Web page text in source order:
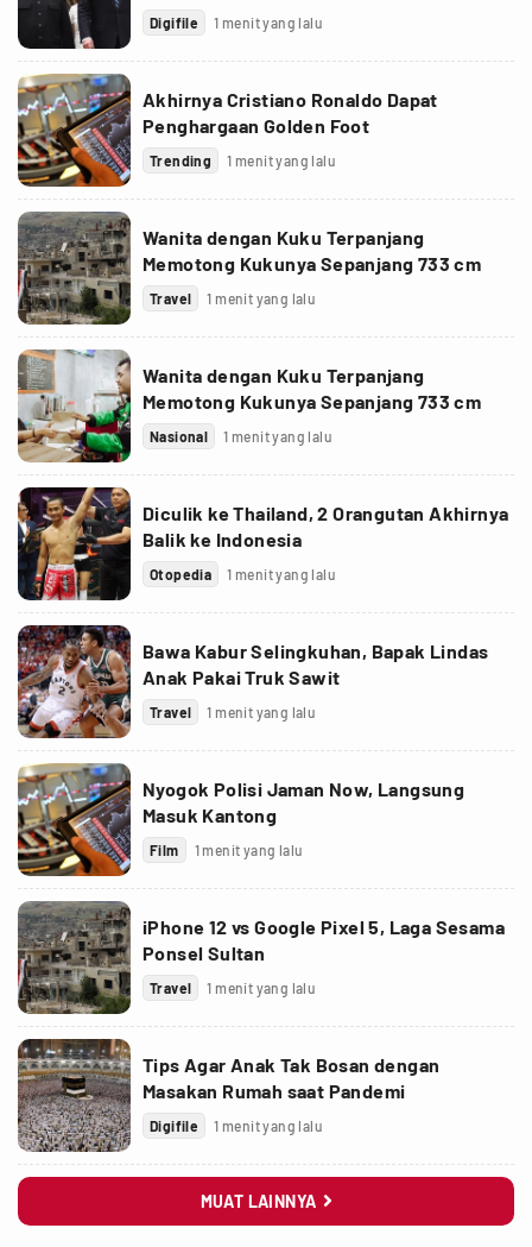
Digifile 1 menit yang lalu
Akhirnya Cristiano Ronaldo Dapat
Penghargaan Golden Foot
Trending 1 menit yang lalu
Wanita dengan Kuku Terpanjang
Memotong Kukunya Sepanjang 733 cm
Travel 1 menit yang lalu
Wanita dengan Kuku Terpanjang
Memotong Kukunya Sepanjang 733 cm
Nasional 1 menit yang lalu
Diculik ke Thailand, 2 Orangutan Akhirnya
Balik ke Indonesia
Otopedia 1 menit yang lalu
Bawa Kabur Selingkuhan, Bapak Lindas
Anak Pakai Truk Sawit
Travel 1 menit yang lalu
Nyogok Polisi Jaman Now, Langsung
Masuk Kantong
Film 1 menit yang lalu
iPhone 12 vs Google Pixel 5, Laga Sesama
Ponsel Sultan
Travel 1 menit yang lalu
Tips Agar Anak Tak Bosan dengan
Masakan Rumah saat Pandemi
Digifile 1 menit yang lalu
MUAT LAINNYA 